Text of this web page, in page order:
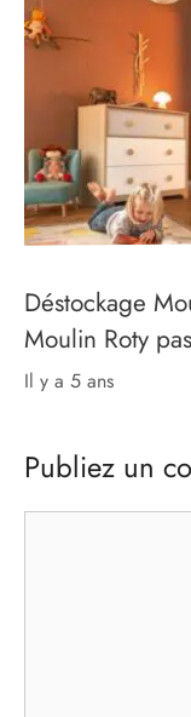
Déstockage
Moulin Roty
il y a 5 ans
Publiez un